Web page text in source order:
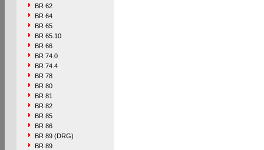
BR 62
BR 64
BR 65
BR 65.10
BR 66
BR 74.0
BR 74.4
BR 78
BR 80
BR 81
BR 82
BR 85
BR 86
BR 89 (DRG)
BR 89